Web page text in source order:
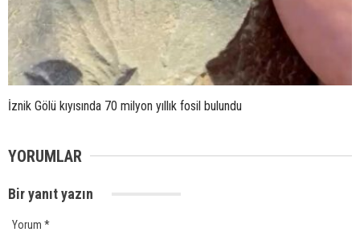
İznik Gölü kıyısında 70 milyon yıllık fosil bulundu
YORUMLAR
Bir yanıt yazın
Yorum *